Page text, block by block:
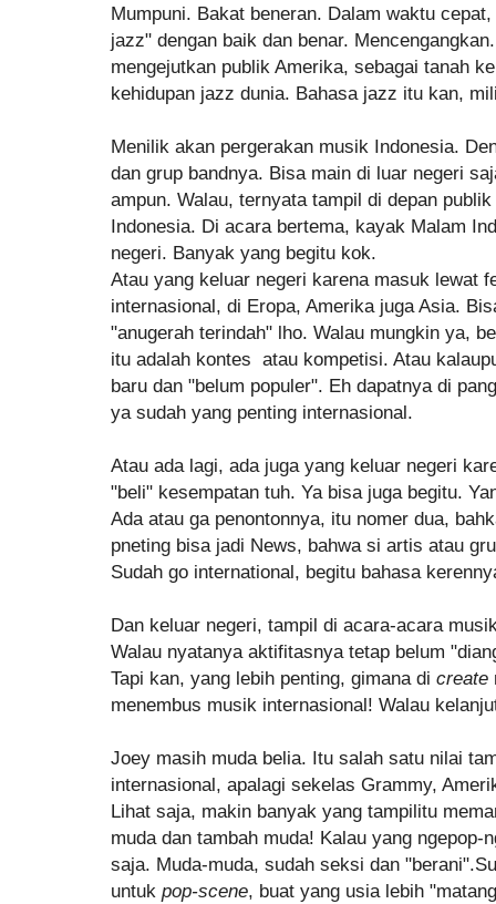
Mumpuni. Bakat beneran. Dalam waktu
jazz" dengan baik dan benar.
mengejutkan publik Amerika, sebagai tanah
kehidupan jazz dunia. Bahasa jazz itu kan,
Menilik akan pergerakan musik Indonesia.
dan grup bandnya. Bisa main di luar negeri
ampun. Walau, ternyata tampil di depan
Indonesia. Di acara bertema, kayak Malam
negeri. Banyak yang begitu kok.
Atau yang keluar negeri karena masuk lewat
internasional, di Eropa, Amerika juga Asia.
"anugerah terindah" lho. Walau mungkin ya,
itu adalah kontes atau kompetisi. Atau
baru dan "belum populer". Eh dapatnya di
ya sudah yang penting internasional.
Atau ada lagi, ada juga yang keluar negeri
"beli" kesempatan tuh. Ya bisa juga begitu.
Ada atau ga penontonnya, itu nomer dua,
pneting bisa jadi News, bahwa si artis atau
Sudah go international, begitu bahasa
Dan keluar negeri, tampil di acara-acara
Walau nyatanya aktifitasnya tetap belum
Tapi kan, yang lebih penting, gimana di create
menembus musik internasional! Walau
Joey masih muda belia. Itu salah satu nilai
internasional, apalagi sekelas Grammy,
Lihat saja, makin banyak yang tampilitu
muda dan tambah muda! Kalau yang ngepop-
saja. Muda-muda, sudah seksi dan
untuk pop-scene, buat yang usia lebih